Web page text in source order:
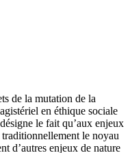
de la mutation de la
en éthique sociale
le fait qu’aux enjeux
le noyau
d’autres enjeux de nature